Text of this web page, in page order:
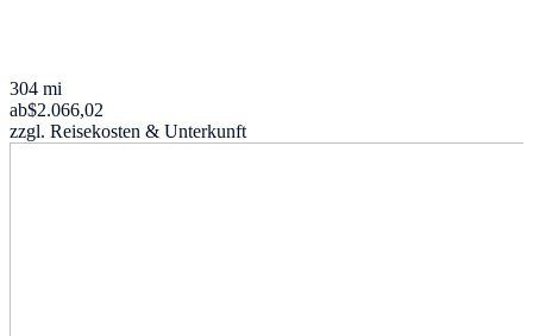
304 mi
ab$2.066,02
zzgl. Reisekosten & Unterkunft